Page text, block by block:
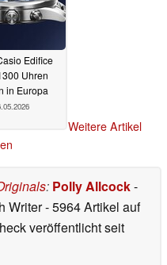
Edifice
Uhren
in Europa
Weitere Artikel
: Polly Allcock-
Writer- 5964 Artikel auf
veröffentlichtseit